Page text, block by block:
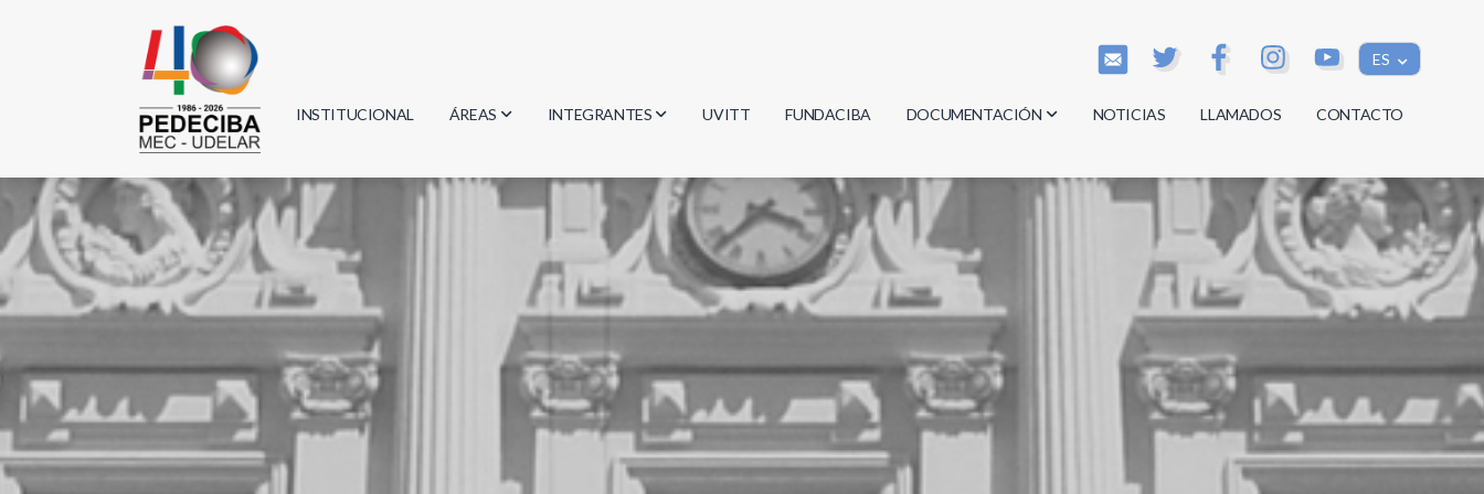
ES
INSTITUCIONAL ÁREAS
Biología
Informática
Matemática
INTEGRANTES
Investigadores
Estudiantes
Egresados
UVITT FUNDACIBA DOCUMENTACIÓN
Actas
Reglamentos
Documentos
NOTICIAS LLAMADOS CONTACTO